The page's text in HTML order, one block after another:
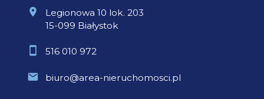
Legionowa 10 lok. 203
15-099 Białystok
516 010 972
biuro@area-nieruchomosci.pl